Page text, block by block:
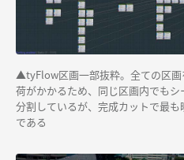
▲tyFlow区画一部抜粋。全ての区
荷がかかるため、同じ区画内でも
分割しているが、完成カットで最
である